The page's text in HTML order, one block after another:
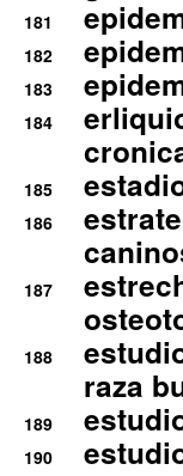
181
182
183
184
185
186
187
188
raza
189
190